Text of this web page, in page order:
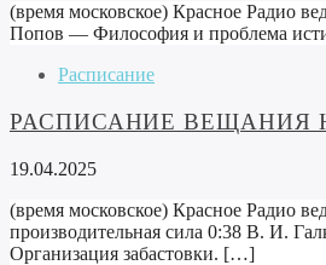
(время московское) Красное Радио
Попов — Философия и проблема
Расписание
РАСПИСАНИЕ ВЕЩАНИЯ
19.04.2025
(время московское) Красное Радио
производительная сила 0:38 В. И.
Организация забастовки. […]